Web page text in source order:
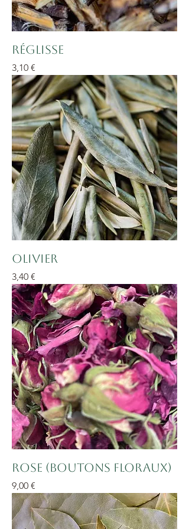
Réglisse
Prix
3,10 €
Olivier
Prix
3,40 €
Rose (boutons floraux)
Prix
9,00 €